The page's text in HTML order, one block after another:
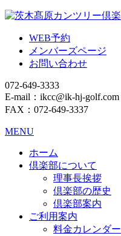
WEB予約
メンバーズページ
お問い合わせ
072-649-3333
E-mail：ikcc@ik-hj-golf.com
FAX：072-649-3337
MENU
ホーム
倶楽部について
理事長挨拶
倶楽部の歴史
倶楽部案内
ご利用案内
料金カレンダー